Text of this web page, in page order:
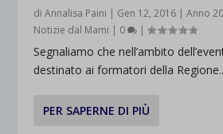
diAnnalisa Paini | Gen 12, 2016 |Anno
Notizie dal Mami | 0 |
Segnaliamo che nell’ambito
destinato ai formatori della
PER SAPERNE DI PIÙ